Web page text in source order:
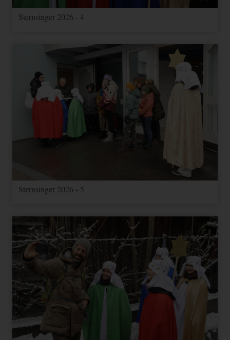
Sternsinger 2026 - 4
Sternsinger 2026 - 5